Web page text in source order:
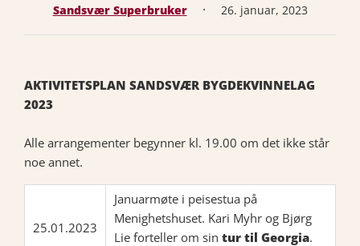
Sandsvær Superbruker · 26. januar, 2023
AKTIVITETSPLAN SANDSVÆR BYGDEKVINNELAG
2023
Alle arrangementer begynner kl. 19.00 om det ikke står
noe annet.
25.01.2023
Januarmøte i peisestua på
Menighetshuset. Kari Myhr og Bjørg
Lie forteller om sin tur til Georgia.